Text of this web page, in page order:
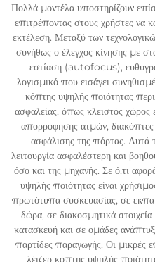
Πολλά μοντέλα υποστηρίζουν
επιτρέποντας στους χρήστες να
εκτέλεση. Μεταξύ των
συνήθως ο έλεγχος κίνησης με
εστίαση (autofocus),
λογισμικό που εισάγει
κόπτης υψηλής ποιότητας
ασφαλείας, όπως κλειστός
απορρόφησης ατμών, διακόπτες
ασφάλισης της πόρτας. Αυτά
λειτουργία ασφαλέστερη και
όσο και της μηχανής. Σε ό,τι
υψηλής ποιότητας είναι
πρωτότυπα συσκευασίας, σε
δώρα, σε διακοσμητικά
κατασκευή και σε ομάδες
παρτίδες παραγωγής. Οι μικρές
λέιζερ κόπτης υψηλής